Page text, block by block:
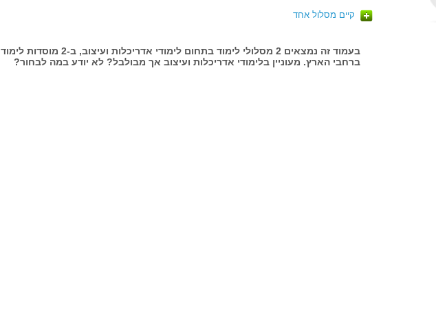
קיים מסלול אחד
בעמוד זה נמצאים 2 מסלולי לימוד בתחום לימודי אדריכלות ועיצוב, ב-2 מוסדות לימוד
ברחבי הארץ. מעוניין בלימודי אדריכלות ועיצוב אך מבולבל? לא יודע במה לבחור?